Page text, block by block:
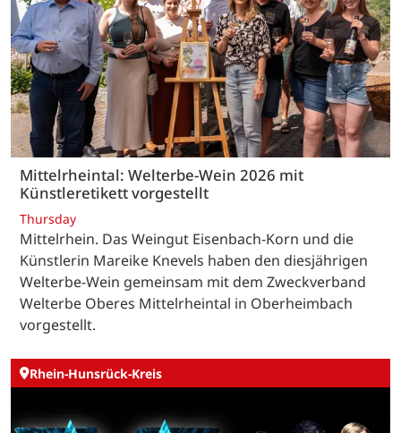
Mittelrheintal: Welterbe-Wein 2026 mit
Künstleretikett vorgestellt
Thursday
Mittelrhein. Das Weingut Eisenbach-Korn und die
Künstlerin Mareike Knevels haben den diesjährigen
Welterbe-Wein gemeinsam mit dem Zweckverband
Welterbe Oberes Mittelrheintal in Oberheimbach
vorgestellt.
Rhein-Hunsrück-Kreis